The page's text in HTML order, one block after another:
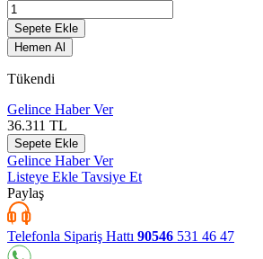
Sepete Ekle
Hemen Al
Tükendi
Gelince Haber Ver
36.311 TL
Sepete Ekle
Gelince Haber Ver
Listeye Ekle Tavsiye Et
Paylaş
Telefonla Sipariş Hattı 90546 531 46 47